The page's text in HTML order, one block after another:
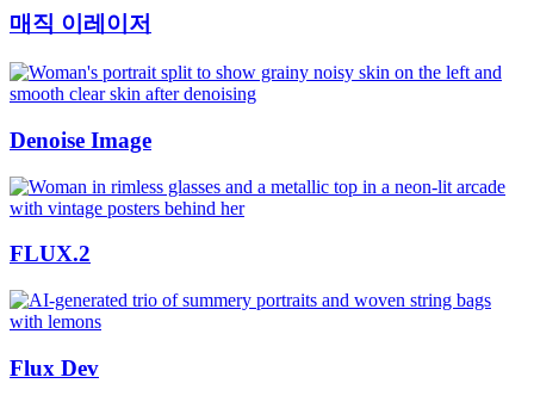
매직 이레이저
Denoise Image
FLUX.2
Flux Dev